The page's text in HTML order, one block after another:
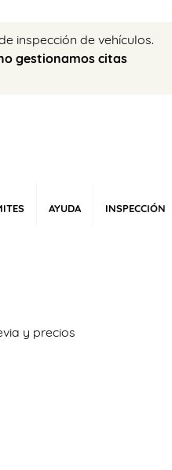
inspección de vehículos.
gestionamos citas
AYUDA INSPECCIÓN
y precios